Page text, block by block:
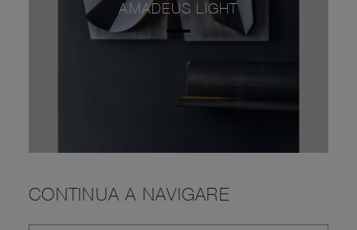
AMADEUS LIGHT
CONTINUA A NAVIGARE